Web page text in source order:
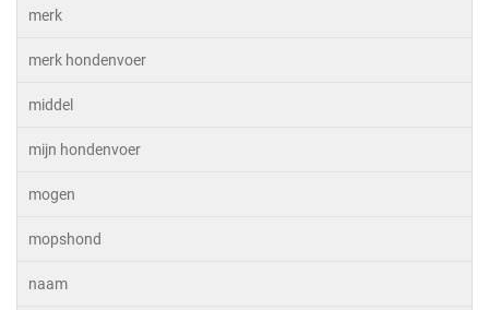
merk
merk hondenvoer
middel
mijn hondenvoer
mogen
mopshond
naam